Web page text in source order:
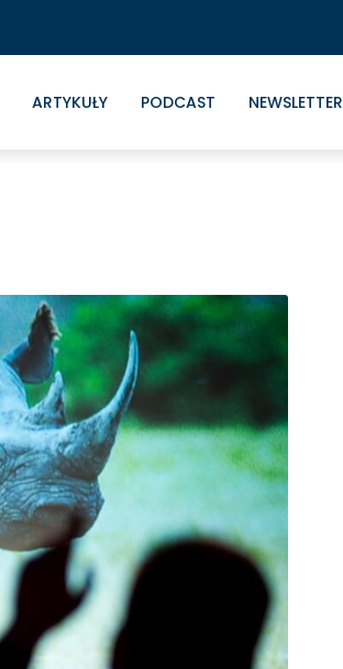
ARTYKUŁY PODCAST NEWSLETTER